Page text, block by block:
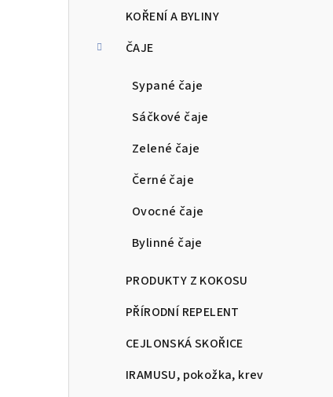
KOŘENÍ A BYLINY
ČAJE
Sypané čaje
Sáčkové čaje
Zelené čaje
Černé čaje
Ovocné čaje
Bylinné čaje
PRODUKTY Z KOKOSU
PŘÍRODNÍ REPELENT
CEJLONSKÁ SKOŘICE
IRAMUSU, pokožka, krev